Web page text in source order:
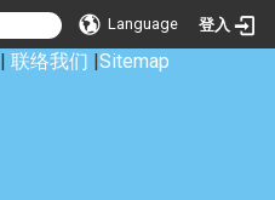
Language 登入
| 联络我们 |Sitemap